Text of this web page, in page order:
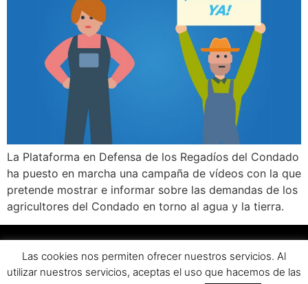
La Plataforma en Defensa de los Regadíos del Condado
ha puesto en marcha una campaña de vídeos con la que
pretende mostrar e informar sobre las demandas de los
agricultores del Condado en torno al agua y la tierra.
Copyright © 2025 porPlataforma de Regadíos del Condado– Aviso
Las cookies nos permiten ofrecer nuestros servicios. Al
utilizar nuestros servicios, aceptas el uso que hacemos de las